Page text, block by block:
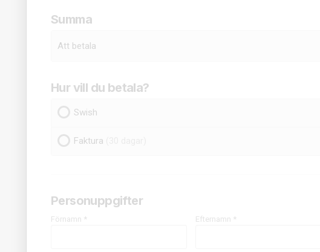
Summa
Att betala
Hur vill du betala?
Swish
Faktura
Personuppgifter
Förnamn * Efternamn *